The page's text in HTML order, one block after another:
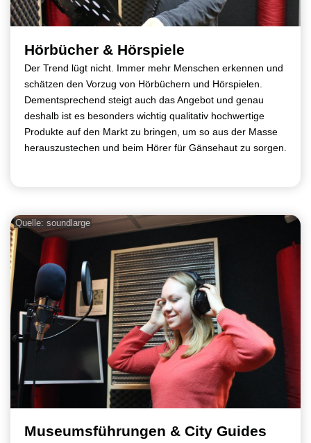
Hörbücher & Hörspiele
Der Trend lügt nicht. Immer mehr Menschen erkennen und
schätzen den Vorzug von Hörbüchern und Hörspielen.
Dementsprechend steigt auch das Angebot und genau
deshalb ist es besonders wichtig qualitativ hochwertige
Produkte auf den Markt zu bringen, um so aus der Masse
herauszustechen und beim Hörer für Gänsehaut zu sorgen.
Quelle: soundlarge
Museumsführungen & City Guides